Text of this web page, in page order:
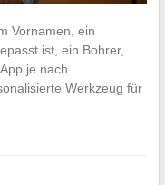
Vornamen, ein
ist, ein Bohrer,
je nach
Werkzeug für